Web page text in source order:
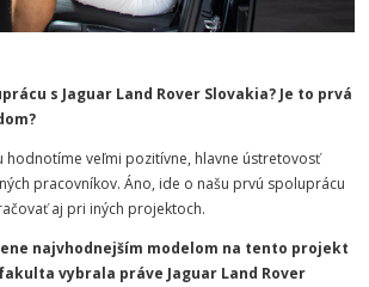
s Jaguar Land Rover Slovakia? Je to prvá
hodnotíme veľmi pozitívne, hlavne ústretovosť
pracovníkov. Áno, ide o našu prvú spoluprácu
aj pri iných projektoch.
najvhodnejším modelom na tento projekt
vybrala práve Jaguar Land Rover